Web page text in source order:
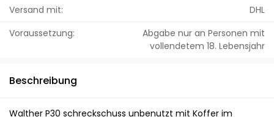
Versand mit:
DHL
Voraussetzung:
Abgabe nur an Personen mit
vollendetem 18. Lebensjahr
Beschreibung
Walther P30 schreckschuss unbenutzt mit Koffer im